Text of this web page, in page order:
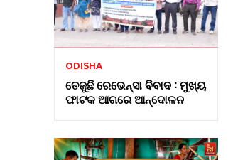
ODISHA
ତେଜୁଛି ରେଭେନ୍ସା ବିବାଦ : ମୁଖ୍ୟ
ଫାଟକ ଆଗରେ ଆନ୍ଦୋଳନ